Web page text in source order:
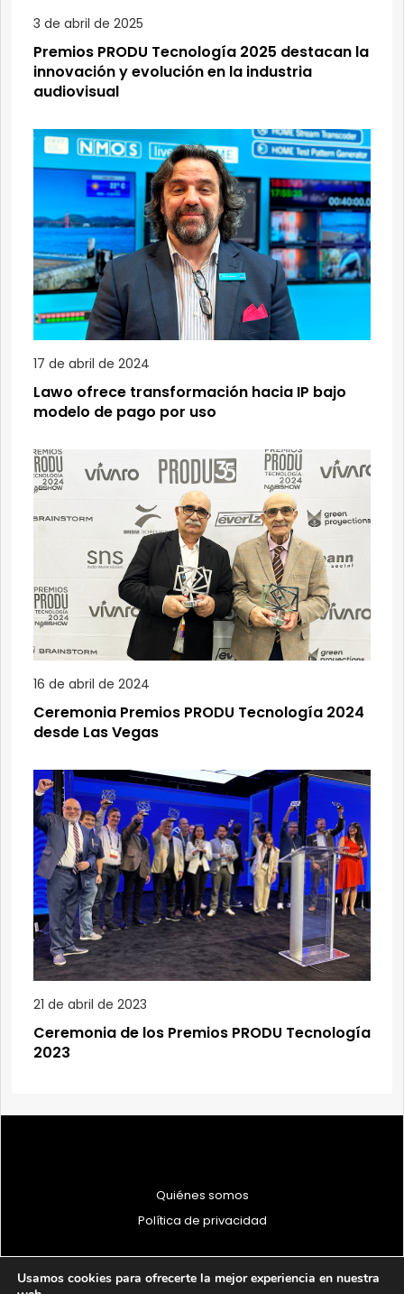
3 de abril de 2025
Premios PRODU Tecnología 2025 destacan la
innovación y evolución en la industria
audiovisual
17 de abril de 2024
Lawo ofrece transformación hacia IP bajo
modelo de pago por uso
16 de abril de 2024
Ceremonia Premios PRODU Tecnología 2024
desde Las Vegas
21 de abril de 2023
Ceremonia de los Premios PRODU Tecnología
2023
Quiénes somos
Política de privacidad
Usamos cookies para ofrecerte la mejor experiencia en nuestra